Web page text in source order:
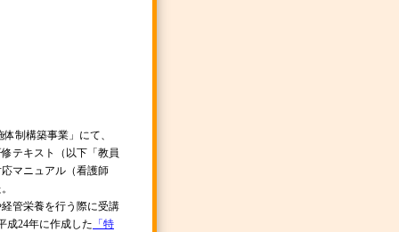
制構築事業」にて、
テキスト（以下「教員
マニュアル（看護師
管栄養を行う際に受講
成24年に作成した 「特